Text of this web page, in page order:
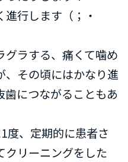
行します（；・
グラする、痛くて噛め
、その頃にはかなり進
につながることもあ
度、定期的に患者さ
クリーニングをした